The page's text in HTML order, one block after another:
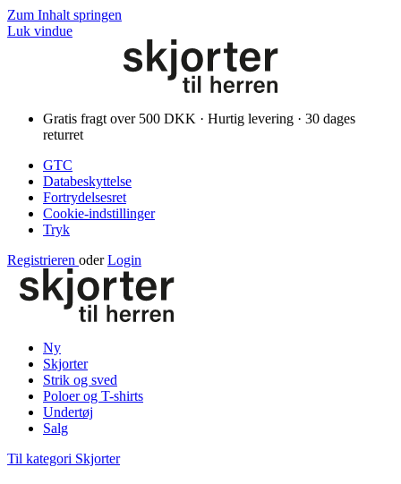
Zum Inhalt springen
Luk vindue
Gratis fragt over 500 DKK · Hurtig levering · 30 dages
returret
GTC
Databeskyttelse
Fortrydelsesret
Cookie-indstillinger
Tryk
Registrieren oder Login
Ny
Skjorter
Strik og sved
Poloer og T-shirts
Undertøj
Salg
Til kategori Skjorter